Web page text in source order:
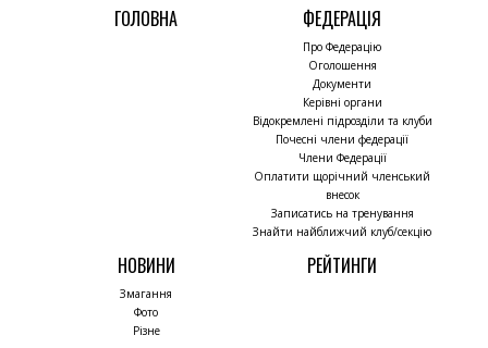
ГОЛОВНА ФЕДЕРАЦІЯ
Про Федерацію
Оголошення
Документи
Керівні органи
Відокремлені підрозділи та клуби
Почесні члени федерації
Члени Федерації
Оплатити щорічний членський
внесок
Записатись на тренування
Знайти найближчий клуб/секцію
НОВИНИ
Змагання
Фото
Різне
РЕЙТИНГИ